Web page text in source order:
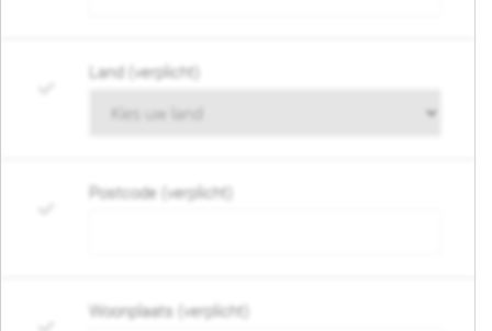
Land (verplicht)
Postcode (verplicht)
Woonplaats (verplicht)